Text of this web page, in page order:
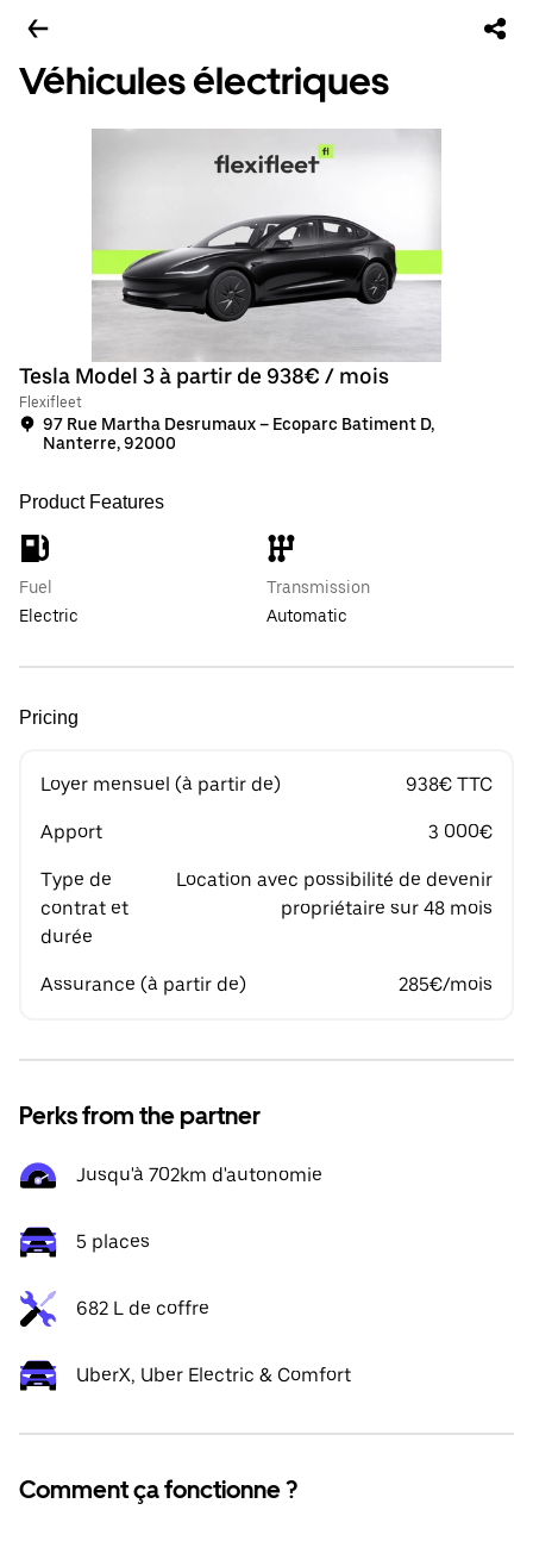
Véhicules électriques
Tesla Model 3 à partir de 938€ / mois
Flexifleet
97 Rue Martha Desrumaux – Ecoparc Batiment D,
Nanterre, 92000
Product Features
Fuel
Electric
Transmission
Automatic
Pricing
Loyer mensuel (à partir de) 938€ TTC
Apport 3 000€
Type de
contrat et
durée
Location avec possibilité de devenir
propriétaire sur 48 mois
Assurance (à partir de) 285€/mois
Perks from the partner
Jusqu'à 702km d'autonomie
5 places
682 L de coffre
UberX, Uber Electric & Comfort
Comment ça fonctionne ?